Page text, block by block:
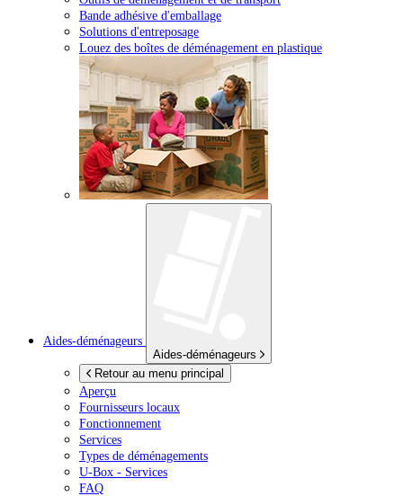
Bande adhésive d'emballage
Solutions d'entreposage
Louez des boîtes de déménagement en plastique
Aides-déménageurs
Aides-déménageurs
Retour au menu principal
Aperçu
Fournisseurs locaux
Fonctionnement
Services
Types de déménagements
U-Box - Services
FAQ